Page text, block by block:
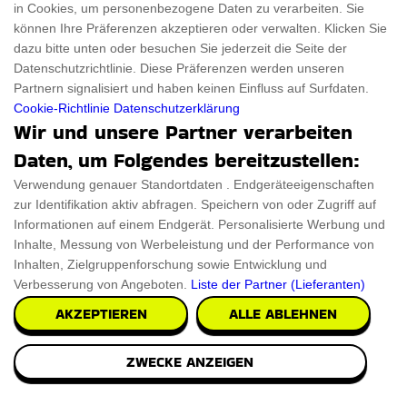
Cadillac Auto Wandregal Rosa
Das Cadillac Auto Wandregal Rosa setzt einen tollen
Akzent in Ihrer Küche. Entworfen aus einer Misc
PRÜFEN SIE ES AUS €191.98
in Cookies, um personenbezogene Daten zu verarbeiten. Sie
können Ihre Präferenzen akzeptieren oder verwalten. Klicken Sie
dazu bitte unten oder besuchen Sie jederzeit die Seite der
Datenschutzrichtlinie. Diese Präferenzen werden unseren
Partnern signalisiert und haben keinen Einfluss auf Surfdaten.
Cookie-Richtlinie Datenschutzerklärung
Wir und unsere Partner verarbeiten
Daten, um Folgendes bereitzustellen:
Verwendung genauer Standortdaten . Endgeräteeigenschaften
zur Identifikation aktiv abfragen. Speichern von oder Zugriff auf
Informationen auf einem Endgerät. Personalisierte Werbung und
Inhalte, Messung von Werbeleistung und der Performance von
Inhalten, Zielgruppenforschung sowie Entwicklung und
Verbesserung von Angeboten. Liste der Partner (Lieferanten)
AKZEPTIEREN ALLE ABLEHNEN
ZWECKE ANZEIGEN